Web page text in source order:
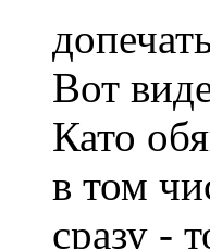
Вот
Като
в том
сразу -